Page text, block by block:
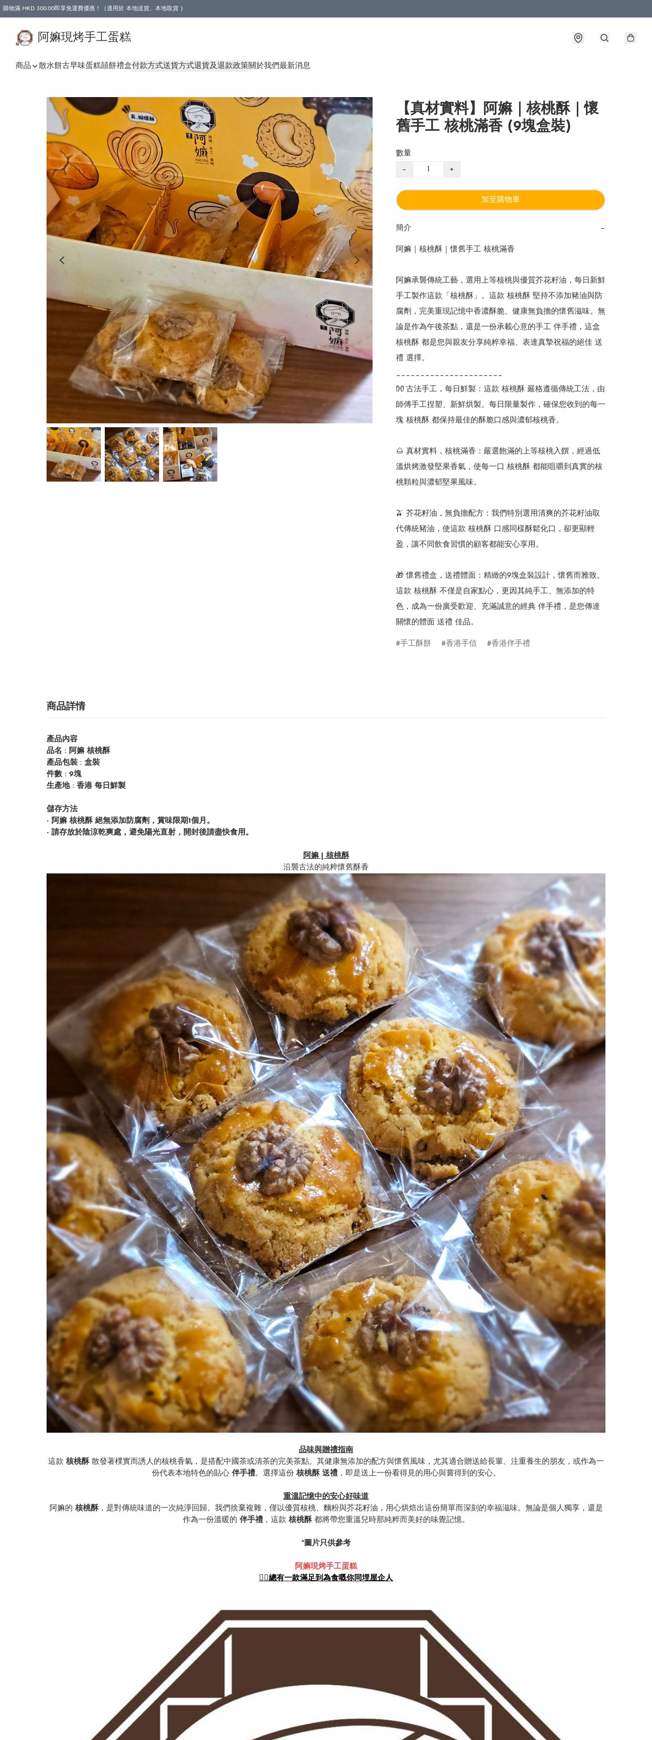
購物滿 HKD 300.00即享免運費優惠！（適用於 本地送貨、本地取貨 )
阿嫲現烤手工蛋糕
商品 散水餅古早味蛋糕囍餅禮盒付款方式送貨方式退貨及退款政策關於我們最新消息
【真材實料】阿嫲｜核桃酥｜懷
舊手工 核桃滿香 (9塊盒裝)
數量
− +
加至購物車
簡介 −
阿嫲｜核桃酥｜懷舊手工 核桃滿香
阿嫲承襲傳統工藝，選用上等核桃與優質芥花籽油，每日新鮮
手工製作這款「核桃酥」。這款 核桃酥 堅持不添加豬油與防
腐劑，完美重現記憶中香濃酥脆、健康無負擔的懷舊滋味。無
論是作為午後茶點，還是一份承載心意的手工 伴手禮，這盒
核桃酥 都是您與親友分享純粹幸福、表達真摯祝福的絕佳 送
禮 選擇。
______________________
👐 古法手工，每日鮮製：這款 核桃酥 嚴格遵循傳統工法，由
師傅手工捏塑、新鮮烘製。每日限量製作，確保您收到的每一
塊 核桃酥 都保持最佳的酥脆口感與濃郁核桃香。
🌰 真材實料，核桃滿香：嚴選飽滿的上等核桃入饌，經過低
溫烘烤激發堅果香氣，使每一口 核桃酥 都能咀嚼到真實的核
桃顆粒與濃郁堅果風味。
🫒 芥花籽油，無負擔配方：我們特別選用清爽的芥花籽油取
代傳統豬油，使這款 核桃酥 口感同樣酥鬆化口，卻更顯輕
盈，讓不同飲食習慣的顧客都能安心享用。
🎁 懷舊禮盒，送禮體面：精緻的9塊盒裝設計，懷舊而雅致。
這款 核桃酥 不僅是自家點心，更因其純手工、無添加的特
色，成為一份廣受歡迎、充滿誠意的經典 伴手禮，是您傳達
關懷的體面 送禮 佳品。
手工酥餅 香港手信 香港伴手禮
商品詳情
產品內容
品名 : 阿嫲 核桃酥
產品包裝 : 盒裝
件數 : 9塊
生產地 : 香港 每日鮮製
儲存方法
- 阿嫲 核桃酥 絕無添加防腐劑，賞味限期1個月。
- 請存放於陰涼乾爽處，避免陽光直射，開封後請盡快食用。
阿嫲 | 核桃酥
沿襲古法的純粹懷舊酥香
品味與贈禮指南
這款 核桃酥散發著樸實而誘人的核桃香氣，是搭配中國茶或清茶的完美茶點。其健康無添加的配方與懷舊風味，尤其適合贈送給長輩、注重養生的朋友，或作為一
份代表本地特色的貼心 伴手禮。選擇這份 核桃酥 送禮，即是送上一份看得見的用心與嘗得到的安心。
重溫記憶中的安心好味道
阿嫲的 核桃酥，是對傳統味道的一次純淨回歸。我們捨棄複雜，僅以優質核桃、麵粉與芥花籽油，用心烘焙出這份簡單而深刻的幸福滋味。無論是個人獨享，還是
作為一份溫暖的 伴手禮，這款 核桃酥都將帶您重溫兒時那純粹而美好的味覺記憶。
*圖片只供參考
阿嫲現烤手工蛋糕
👍🏻總有一款滿足到為食嘅你同埋屋企人